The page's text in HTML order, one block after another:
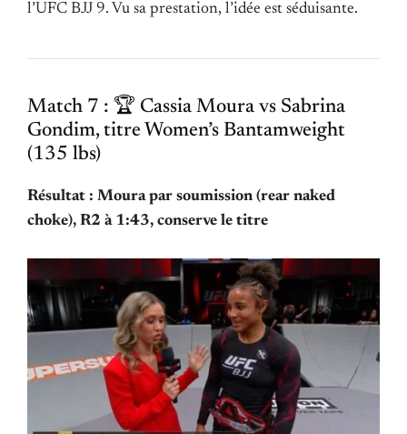
l’UFC BJJ 9. Vu sa prestation, l’idée est séduisante.
Match 7 : 🏆 Cassia Moura vs Sabrina
Gondim, titre Women’s Bantamweight
(135 lbs)
Résultat : Moura par soumission (rear naked
choke), R2 à 1:43, conserve le titre